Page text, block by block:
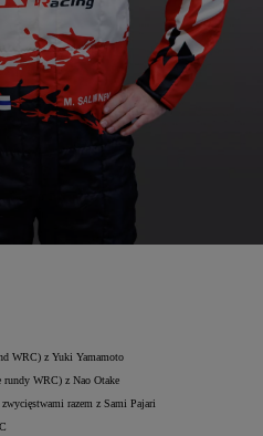
WRC) z Yuki Yamamoto
WRC) z Nao Otake
razem z Sami Pajari